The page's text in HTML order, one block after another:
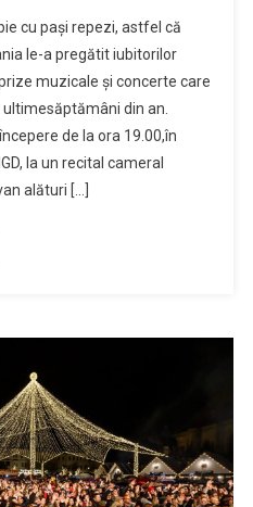
de
cu pași repezi, astfel că
le-a pregătit iubitorilor
muzicale și concerte care
din an.
de la ora 19.00,în
la un recital cameral
alături […]